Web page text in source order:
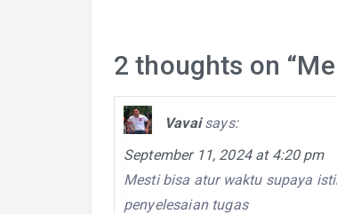
2 thoughts on “
Vavai says:
September 11, 2024 at 4:20 pm
Mesti bisa atur waktu supaya
penyelesaian tugas